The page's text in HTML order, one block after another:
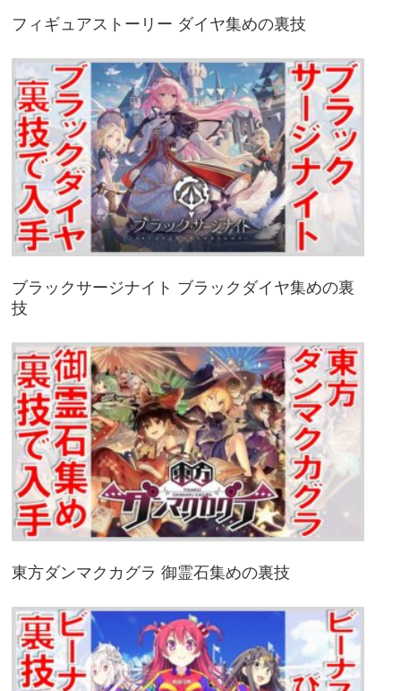
フィギュアストーリー ダイヤ集めの裏技
ブラックサージナイト ブラックダイヤ集めの裏
技
東方ダンマクカグラ 御霊石集めの裏技